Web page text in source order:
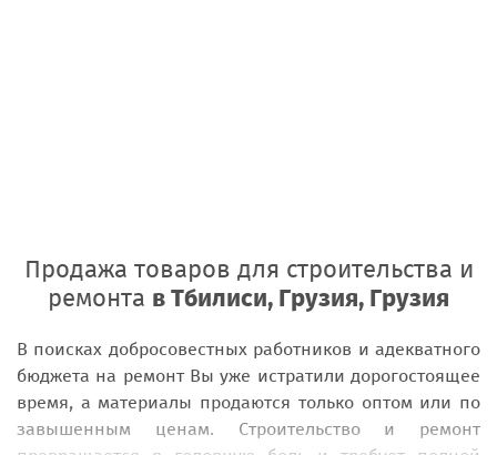
Продажа товаров для строительства и
ремонта в Тбилиси, Грузия, Грузия
В поисках добросовестных работников и адекватного
бюджета на ремонт Вы уже истратили дорогостоящее
время, а материалы продаются только оптом или по
завышенным ценам. Строительство и ремонт